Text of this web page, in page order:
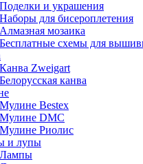
Поделки и украшения
Наборы для бисероплетения
Алмазная мозаика
Бесплатные схемы для
Канва Zweigart
Белорусская канва
Мулине Bestex
Мулине DMC
Мулине Риолис
и лупы
Лампы